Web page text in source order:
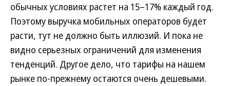
обычных условиях растет на 15–17% каждый год.
Поэтому выручка мобильных операторов будет
расти, тут не должно быть иллюзий. И пока не
видно серьезных ограничений для изменения
тенденций. Другое дело, что тарифы на нашем
рынке по-прежнему остаются очень дешевыми.